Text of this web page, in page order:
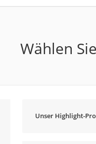
Wählen
Unser Highlight-